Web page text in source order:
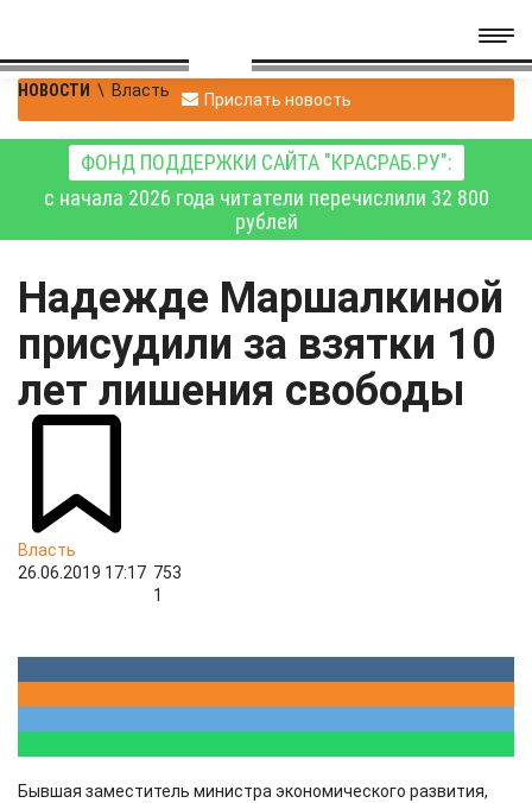
НОВОСТИ \ Власть Прислать новость
ФОНД ПОДДЕРЖКИ САЙТА "КРАСРАБ.РУ":
с начала 2026 года читатели перечислили 32 800
рублей
Надежде Маршалкиной
присудили за взятки 10
лет лишения свободы
Власть
26.06.2019 17:17 753
1
Бывшая заместитель министра экономического развития,